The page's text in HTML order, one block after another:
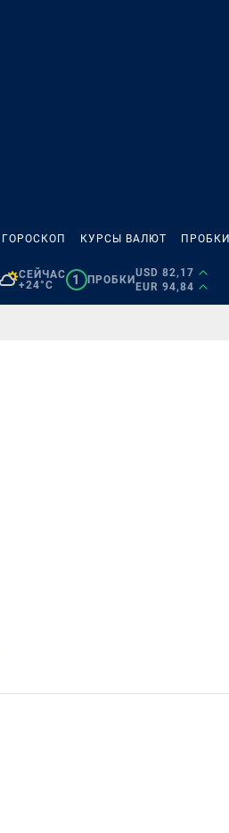
ГОРОСКОП КУРСЫ ВАЛЮТ ПРОБКИ
СЕЙЧАС
+24°C
1 ПРОБКИ
USD 82,17
EUR 94,84